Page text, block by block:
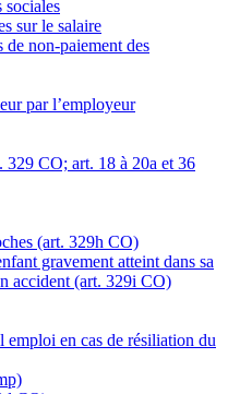
sociales
sur le salaire
de non-paiement des
par l’employeur
329 CO; art. 18 à 20a et 36
(art. 329h CO)
gravement atteint dans sa
accident (art. 329i CO)
emploi en cas de résiliation du